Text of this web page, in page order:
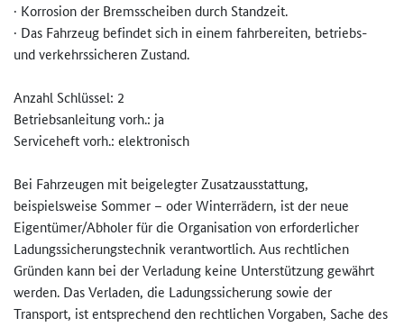
· Korrosion der Bremsscheiben durch Standzeit.
· Das Fahrzeug befindet sich in einem fahrbereiten, betriebs-
und verkehrssicheren Zustand.
Anzahl Schlüssel: 2
Betriebsanleitung vorh.: ja
Serviceheft vorh.: elektronisch
Bei Fahrzeugen mit beigelegter Zusatzausstattung,
beispielsweise Sommer – oder Winterrädern, ist der neue
Eigentümer/Abholer für die Organisation von erforderlicher
Ladungssicherungstechnik verantwortlich. Aus rechtlichen
Gründen kann bei der Verladung keine Unterstützung gewährt
werden. Das Verladen, die Ladungssicherung sowie der
Transport, ist entsprechend den rechtlichen Vorgaben, Sache des